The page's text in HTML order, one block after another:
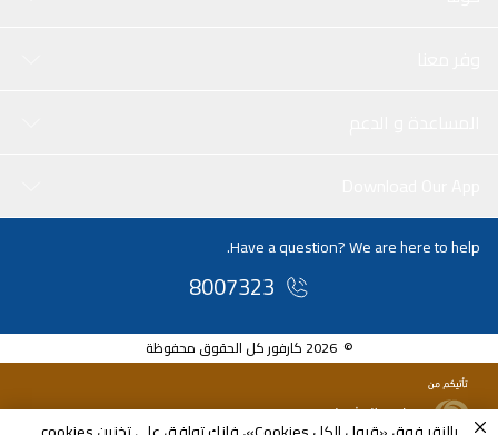
Have a question? We are here to help.
8007323
© 2026 كارفور كل الحقوق محفوظة